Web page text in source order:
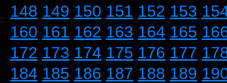
148 149 150 151 152 153
160 161 162 163 164 165
172 173 174 175 176 177
184 185 186 187 188 189